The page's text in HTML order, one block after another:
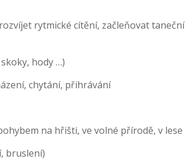
rytmické cítění, začleňovat taneční
hody …)
chytání, přihrávání
na hřišti, ve volné přírodě, v lese
bruslení)